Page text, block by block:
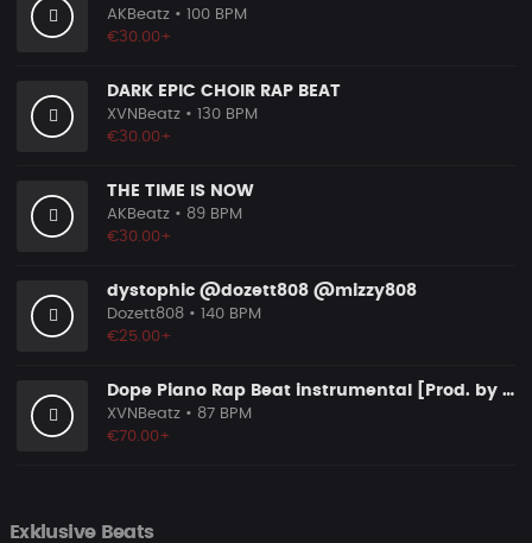
AKBeatz • 100 BPM
€30.00+
DARK EPIC CHOIR RAP BEAT
XVNBeatz • 130 BPM
€30.00+
THE TIME IS NOW
AKBeatz • 89 BPM
€30.00+
dystophic @dozett808 @mizzy808
Dozett808 • 140 BPM
€25.00+
Dope Piano Rap Beat instrumental [Prod. by XVN]
XVNBeatz • 87 BPM
€70.00+
Exklusive Beats